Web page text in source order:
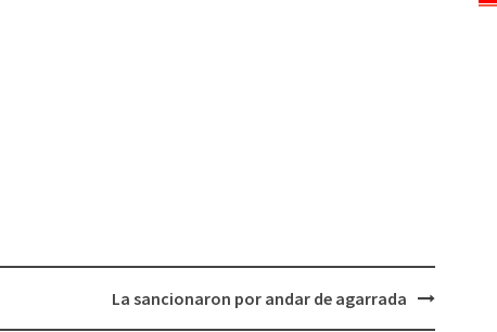
La sancionaron por andar de agarrada